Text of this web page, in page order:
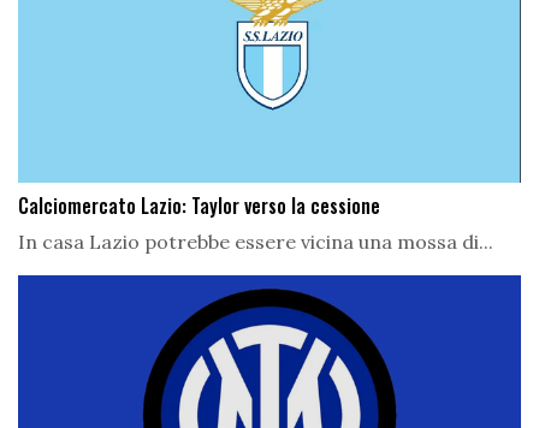
Calciomercato Lazio: Taylor verso la cessione
In casa Lazio potrebbe essere vicina una mossa di...